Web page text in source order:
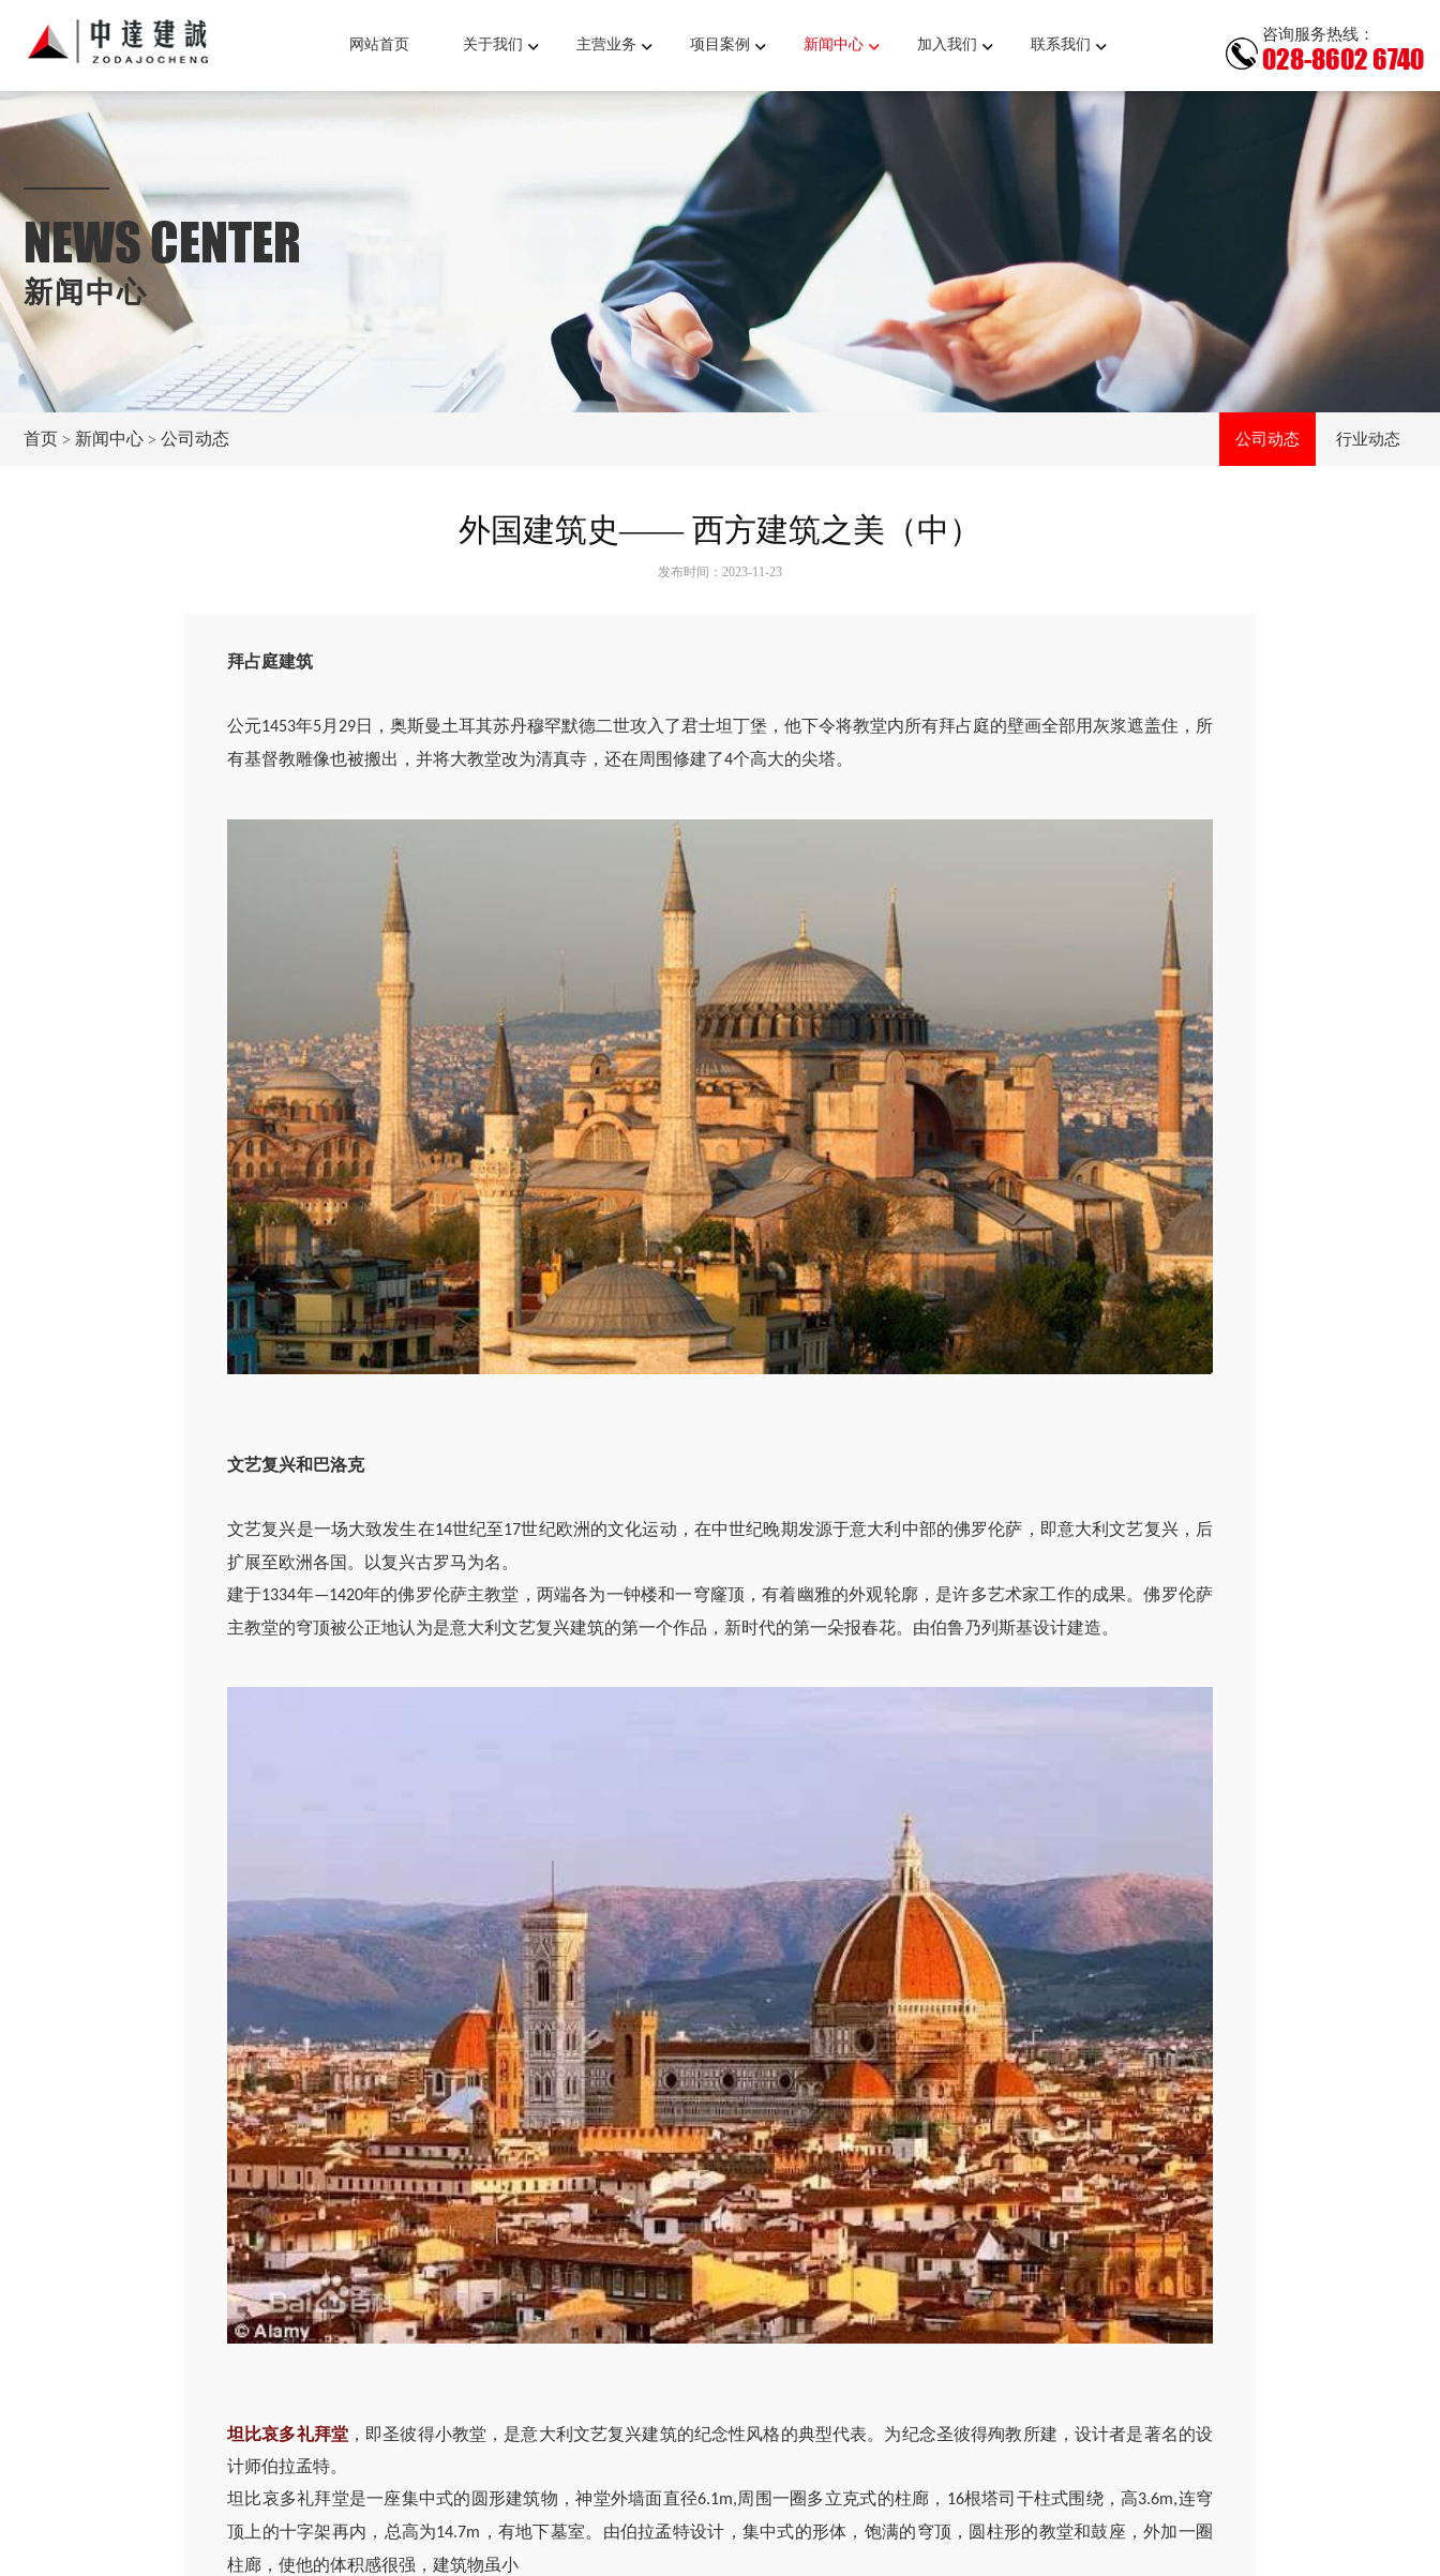
网站首页 关于我们 主营业务 项目案例 新闻中心 加入我们 联系我们
咨询服务热线：
028-8602 6740
NEWS CENTER
新闻中心
首页 > 新闻中心 > 公司动态 公司动态 行业动态
外国建筑史—— 西方建筑之美（中）
发布时间：2023-11-23
拜占庭建筑
公元1453年5月 29日，奥斯曼土耳其苏丹穆罕默德二世攻入了君士坦丁堡，他下令将教堂内所有拜占庭的壁画全部用灰浆遮盖住，所
有基督教雕像也被搬出，并将大教堂改为清真寺，还在周围修建了4个高大的尖塔。
文艺复兴和巴洛克
文艺复兴是一场大致发生在14世纪至17世纪欧洲的文化运动，在中世纪晚期发源于意大利中部的佛罗伦萨，即意大利文艺复兴，后
扩展至欧洲各国。以复兴古罗马为名。
建于1334年—1420年的佛罗伦萨主教堂，两端各为一钟楼和一穹窿顶，有着幽雅的外观轮廓，是许多艺术家工作的成果。佛罗伦萨
主教堂的穹顶被公正地认为是意大利文艺复兴建筑的第一个作品，新时代的第一朵报春花。由伯鲁乃列斯基设计建造。
坦比哀多礼拜堂 ，即圣彼得小教堂，是意大利文艺复兴建筑的纪念性风格的典型代表。为纪念圣彼得殉教所建，设计者是著名的设
计师伯拉孟特。
坦比哀多礼拜堂是一座集中式的圆形建筑物，神堂外墙面直径6.1m,周围一圈多立克式的柱廊， 16根塔司干柱式围绕，高3.6m,连穹
顶上的十字架再内，总高为14.7m ，有地下墓室。由伯拉孟特设计，集中式的形体，饱满的穹顶，圆柱形的教堂和鼓座，外加一圈
柱廊，使他的体积感很强，建筑物虽小